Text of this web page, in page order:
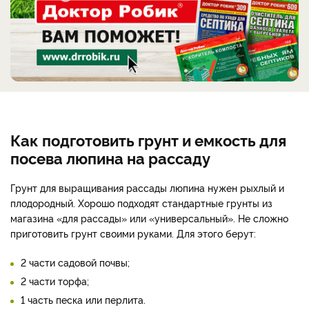
Как подготовить грунт и емкость для
посева люпина на рассаду
Грунт для выращивания рассады люпина нужен рыхлый и
плодородный. Хорошо подходят стандартные грунты из
магазина «для рассады» или «универсальный». Не сложно
приготовить грунт своими руками. Для этого берут:
2 части садовой почвы;
2 части торфа;
1 часть песка или перлита.